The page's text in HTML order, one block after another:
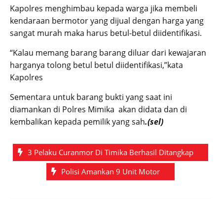
Kapolres menghimbau kepada warga jika membeli
kendaraan bermotor yang dijual dengan harga yang
sangat murah maka harus betul-betul diidentifikasi.
“Kalau memang barang barang diluar dari kewajaran
harganya tolong betul betul diidentifikasi,”kata
Kapolres
Sementara untuk barang bukti yang saat ini
diamankan di Polres Mimika akan didata dan di
kembalikan kepada pemilik yang sah.(sel)
3 Pelaku Curanmor Di Timika Berhasil Ditangkap
Polisi Amankan 9 Unit Motor